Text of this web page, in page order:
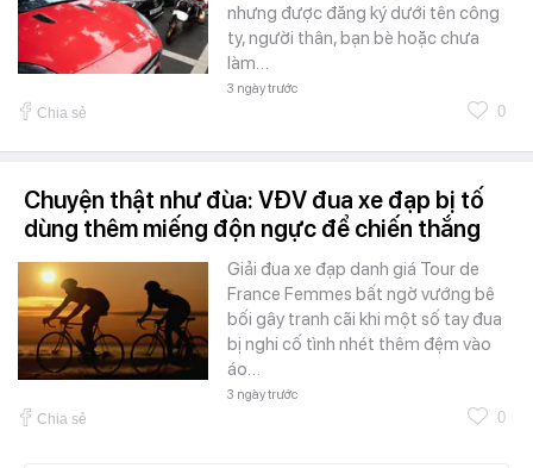
nhưng được đăng ký dưới tên công
ty, người thân, bạn bè hoặc chưa
làm…
3 ngày trước
Chia sẻ 0
Chuyện thật như đùa: VĐV đua xe đạp bị tố
dùng thêm miếng độn ngực để chiến thắng
Giải đua xe đạp danh giá Tour de
France Femmes bất ngờ vướng bê
bối gây tranh cãi khi một số tay đua
bị nghi cố tình nhét thêm đệm vào
áo…
3 ngày trước
Chia sẻ 0